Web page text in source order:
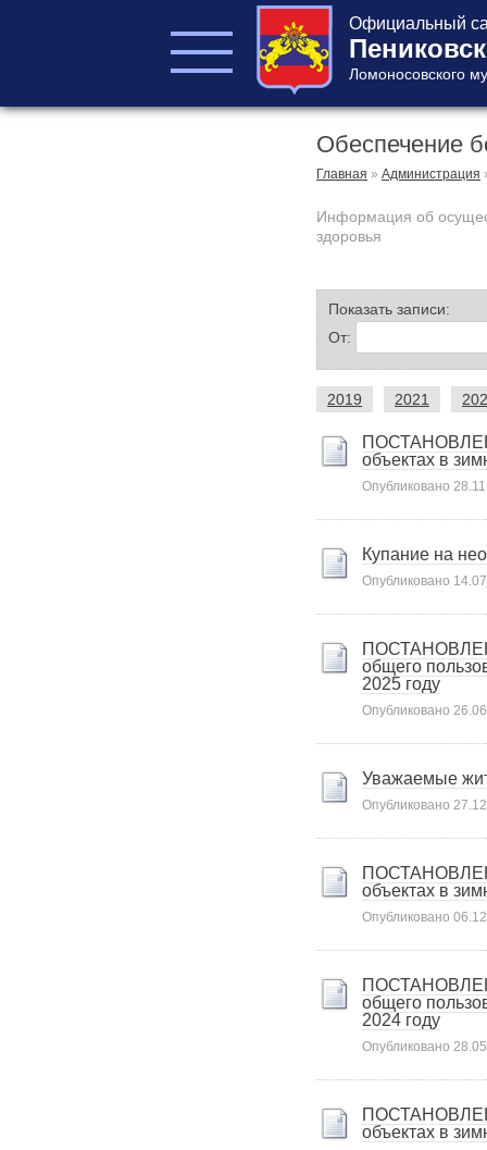
Официальный
Ломоносовского
Обеспечение
Главная » Администрация
Информация об
здоровья
Показать записи:
От:
2019 2021
объектах в
Опубликовано
Купание на
Опубликовано
общего
2025 году
Опубликовано
Уважаемые
Опубликовано
объектах в
Опубликовано
общего
2024 году
Опубликовано
объектах в